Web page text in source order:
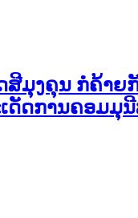
ສີມຸງຄຸນ ກໍຄ້າຍ
ດັດການຄອມມຸ